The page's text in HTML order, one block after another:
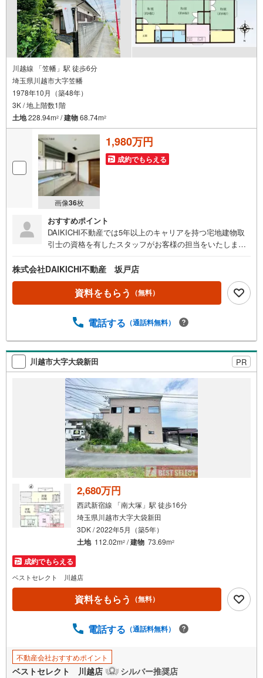
川越線 「笠幡」駅 徒歩6分
埼玉県川越市大字笠幡
1978年10月（築48年）
3K / 地上階数1階
土地228.94m2 /建物68.74m2
画像36枚
1,980万円
成約でもらえる
おすすめポイント
DAIKICHI不動産では5年以上のキャリアを持つ宅地建物取
引士の資格を有したスタッフがお客様の担当をいたしま
すので、安心、安全のお取引ができる事をお約束いたしま
す。住宅ローンや火災保険、ライフライン（電気、ガス、
水道等）や税金の控除手続きまで、不動産購入に関わる全
ての手続きを私共がサポートいたします。お客様のご不明
物件以外にかかる諸経費について、「どこに、なんで、い
わせください。
株式会社DAIKICHI不動産 坂戸店
資料をもらう （無料）
電話する （通話料無料）
川越市大字大袋新田 PR
2,680万円
西武新宿線 「南大塚」駅 徒歩16分
埼玉県川越市大字大袋新田
3DK / 2022年5月（築5年）
土地 112.02m2 /建物 73.69m2
成約でもらえる
ベストセレクト 川越店
資料をもらう （無料）
電話する （通話料無料）
不動産会社おすすめポイント
ベストセレクト 川越店 シルバー推奨店